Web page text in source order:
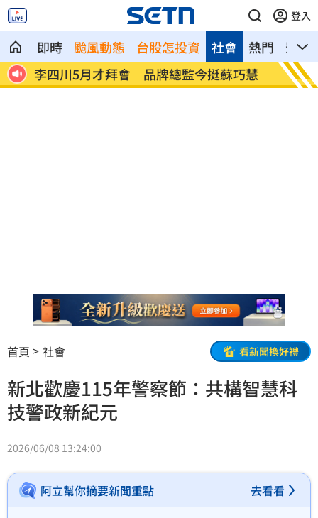
登入
即時 颱風動態 台股怎投資 熱門 影音
社會
是否不副署藍白版兒少帳戶？行政院回應
了
姜厚
首頁 社會 看新聞換好禮
新北歡慶115年警察節：共構智慧科
技警政新紀元
2026/06/08 13:24:00
阿立幫你摘要新聞重點 去看看